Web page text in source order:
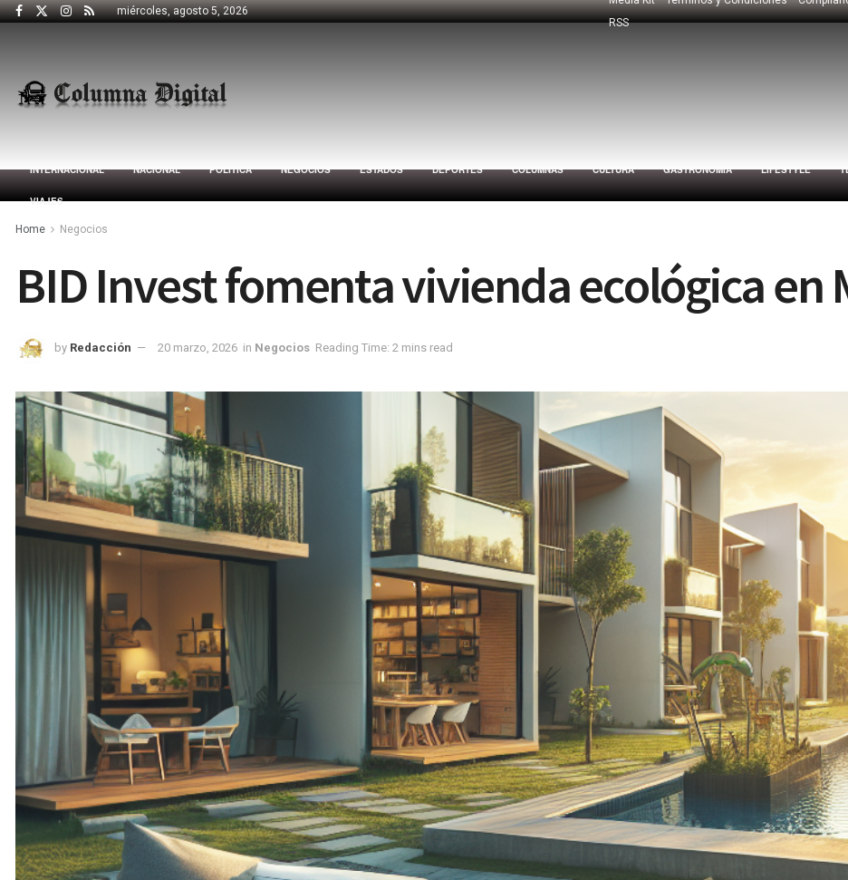
miércoles, agosto 5, 2026
RSS
INTERNACIONAL NACIONAL POLÍTICA NEGOCIOS ESTADOS DEPORTES COLUMNAS CULTURA GASTRONOMÍA LIFESTYLE
VIAJES
Home Negocios
BID Invest fomenta vivienda ecológica en
by Redacción 20 marzo, 2026 in Negocios Reading Time: 2 mins read